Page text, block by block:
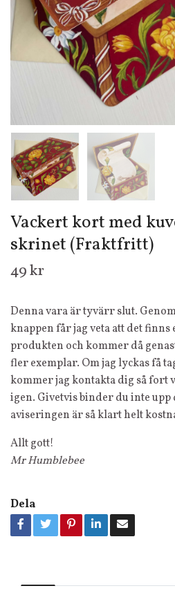
Vackert kort med
skrinet (Fraktfritt)
49 kr
Denna vara är tyvärr slut.
knappen får jag veta att det
produkten och kommer då
fler exemplar. Om jag lyckas få
kommer jag kontakta dig så fort
igen. Givetvis binder du inte upp
aviseringen är så klart helt
Allt gott!
Mr Humblebee
Dela